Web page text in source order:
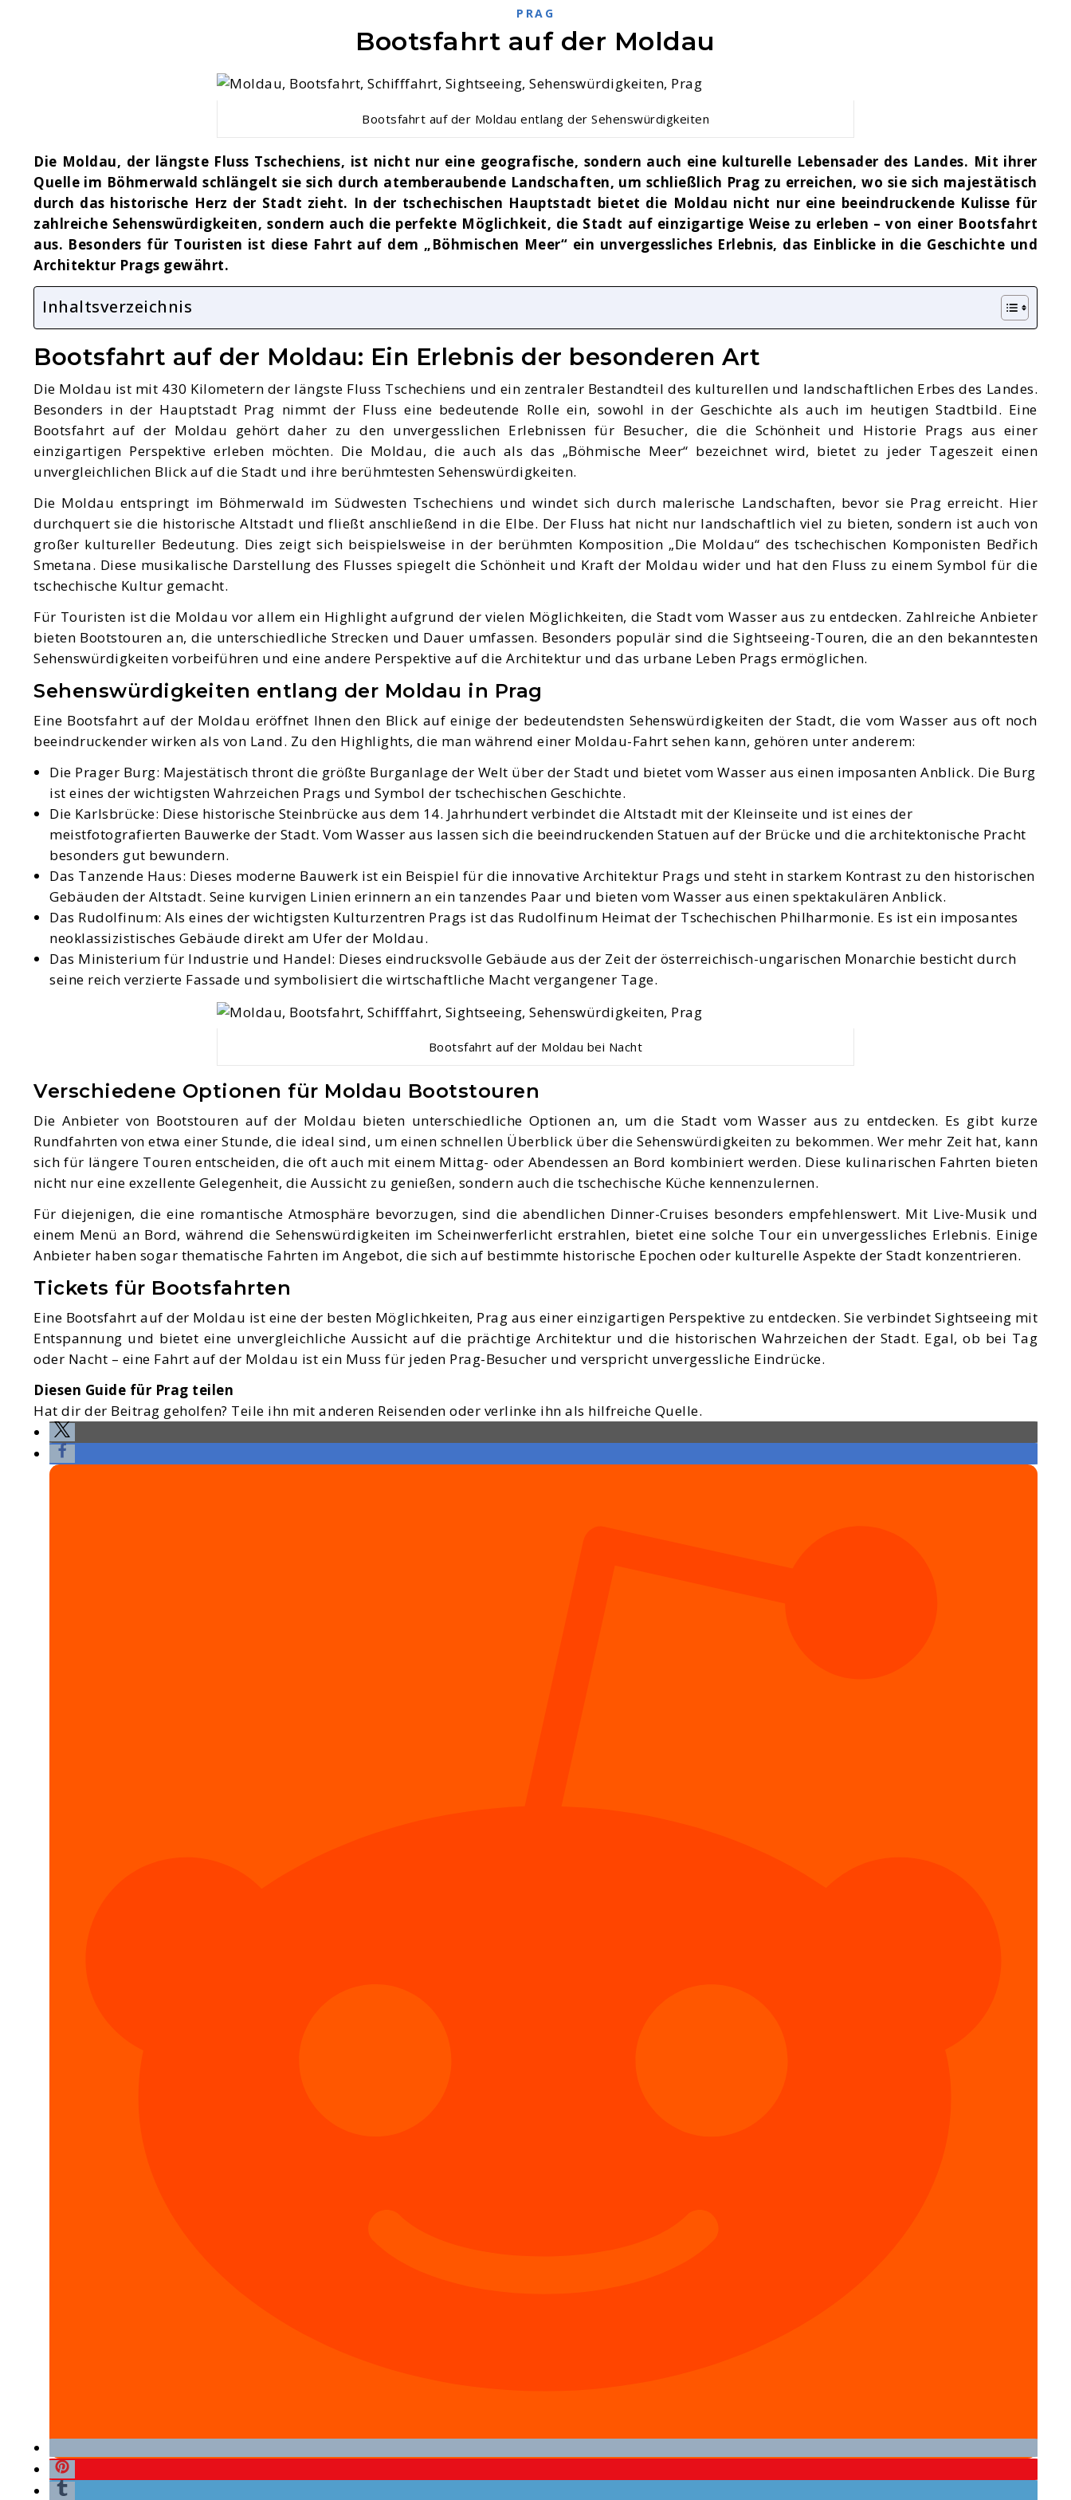
PRAG
Bootsfahrt auf der Moldau
Bootsfahrt auf der Moldau entlang der Sehenswürdigkeiten
Die Moldau, der längste Fluss Tschechiens, ist nicht nur eine geografische, sondern auch eine kulturelle Lebensader des Landes. Mit ihrer
Quelle im Böhmerwald schlängelt sie sich durch atemberaubende Landschaften, um schließlich Prag zu erreichen, wo sie sich majestätisch
durch das historische Herz der Stadt zieht. In der tschechischen Hauptstadt bietet die Moldau nicht nur eine beeindruckende Kulisse für
zahlreiche Sehenswürdigkeiten, sondern auch die perfekte Möglichkeit, die Stadt auf einzigartige Weise zu erleben – von einer Bootsfahrt
aus. Besonders für Touristen ist diese Fahrt auf dem „Böhmischen Meer“ ein unvergessliches Erlebnis, das Einblicke in die Geschichte und
Architektur Prags gewährt.
Inhaltsverzeichnis
Bootsfahrt auf der Moldau: Ein Erlebnis der besonderen Art
Die Moldau ist mit 430 Kilometern der längste Fluss Tschechiens und ein zentraler Bestandteil des kulturellen und landschaftlichen Erbes des Landes.
Besonders in der Hauptstadt Prag nimmt der Fluss eine bedeutende Rolle ein, sowohl in der Geschichte als auch im heutigen Stadtbild. Eine
Bootsfahrt auf der Moldau gehört daher zu den unvergesslichen Erlebnissen für Besucher, die die Schönheit und Historie Prags aus einer
einzigartigen Perspektive erleben möchten. Die Moldau, die auch als das „Böhmische Meer“ bezeichnet wird, bietet zu jeder Tageszeit einen
unvergleichlichen Blick auf die Stadt und ihre berühmtesten Sehenswürdigkeiten.
Die Moldau entspringt im Böhmerwald im Südwesten Tschechiens und windet sich durch malerische Landschaften, bevor sie Prag erreicht. Hier
durchquert sie die historische Altstadt und fließt anschließend in die Elbe. Der Fluss hat nicht nur landschaftlich viel zu bieten, sondern ist auch von
großer kultureller Bedeutung. Dies zeigt sich beispielsweise in der berühmten Komposition „Die Moldau“ des tschechischen Komponisten Bedřich
Smetana. Diese musikalische Darstellung des Flusses spiegelt die Schönheit und Kraft der Moldau wider und hat den Fluss zu einem Symbol für die
tschechische Kultur gemacht.
Für Touristen ist die Moldau vor allem ein Highlight aufgrund der vielen Möglichkeiten, die Stadt vom Wasser aus zu entdecken. Zahlreiche Anbieter
bieten Bootstouren an, die unterschiedliche Strecken und Dauer umfassen. Besonders populär sind die Sightseeing-Touren, die an den bekanntesten
Sehenswürdigkeiten vorbeiführen und eine andere Perspektive auf die Architektur und das urbane Leben Prags ermöglichen.
Sehenswürdigkeiten entlang der Moldau in Prag
Eine Bootsfahrt auf der Moldau eröffnet Ihnen den Blick auf einige der bedeutendsten Sehenswürdigkeiten der Stadt, die vom Wasser aus oft noch
beeindruckender wirken als von Land. Zu den Highlights, die man während einer Moldau-Fahrt sehen kann, gehören unter anderem:
Die Prager Burg: Majestätisch thront die größte Burganlage der Welt über der Stadt und bietet vom Wasser aus einen imposanten Anblick. Die Burg
ist eines der wichtigsten Wahrzeichen Prags und Symbol der tschechischen Geschichte.
Die Karlsbrücke: Diese historische Steinbrücke aus dem 14. Jahrhundert verbindet die Altstadt mit der Kleinseite und ist eines der
meistfotografierten Bauwerke der Stadt. Vom Wasser aus lassen sich die beeindruckenden Statuen auf der Brücke und die architektonische Pracht
besonders gut bewundern.
Das Tanzende Haus: Dieses moderne Bauwerk ist ein Beispiel für die innovative Architektur Prags und steht in starkem Kontrast zu den historischen
Gebäuden der Altstadt. Seine kurvigen Linien erinnern an ein tanzendes Paar und bieten vom Wasser aus einen spektakulären Anblick.
Das Rudolfinum: Als eines der wichtigsten Kulturzentren Prags ist das Rudolfinum Heimat der Tschechischen Philharmonie. Es ist ein imposantes
neoklassizistisches Gebäude direkt am Ufer der Moldau.
Das Ministerium für Industrie und Handel: Dieses eindrucksvolle Gebäude aus der Zeit der österreichisch-ungarischen Monarchie besticht durch
seine reich verzierte Fassade und symbolisiert die wirtschaftliche Macht vergangener Tage.
Bootsfahrt auf der Moldau bei Nacht
Verschiedene Optionen für Moldau Bootstouren
Die Anbieter von Bootstouren auf der Moldau bieten unterschiedliche Optionen an, um die Stadt vom Wasser aus zu entdecken. Es gibt kurze
Rundfahrten von etwa einer Stunde, die ideal sind, um einen schnellen Überblick über die Sehenswürdigkeiten zu bekommen. Wer mehr Zeit hat, kann
sich für längere Touren entscheiden, die oft auch mit einem Mittag- oder Abendessen an Bord kombiniert werden. Diese kulinarischen Fahrten bieten
nicht nur eine exzellente Gelegenheit, die Aussicht zu genießen, sondern auch die tschechische Küche kennenzulernen.
Für diejenigen, die eine romantische Atmosphäre bevorzugen, sind die abendlichen Dinner-Cruises besonders empfehlenswert. Mit Live-Musik und
einem Menü an Bord, während die Sehenswürdigkeiten im Scheinwerferlicht erstrahlen, bietet eine solche Tour ein unvergessliches Erlebnis. Einige
Anbieter haben sogar thematische Fahrten im Angebot, die sich auf bestimmte historische Epochen oder kulturelle Aspekte der Stadt konzentrieren.
Tickets für Bootsfahrten
Eine Bootsfahrt auf der Moldau ist eine der besten Möglichkeiten, Prag aus einer einzigartigen Perspektive zu entdecken. Sie verbindet Sightseeing mit
Entspannung und bietet eine unvergleichliche Aussicht auf die prächtige Architektur und die historischen Wahrzeichen der Stadt. Egal, ob bei Tag
oder Nacht – eine Fahrt auf der Moldau ist ein Muss für jeden Prag-Besucher und verspricht unvergessliche Eindrücke.
Diesen Guide für Prag teilen
Hat dir der Beitrag geholfen? Teile ihn mit anderen Reisenden oder verlinke ihn als hilfreiche Quelle.